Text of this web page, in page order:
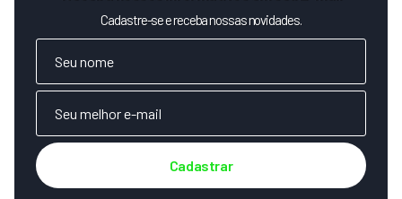
Cadastre-se e receba nossas novidades.
Cadastrar